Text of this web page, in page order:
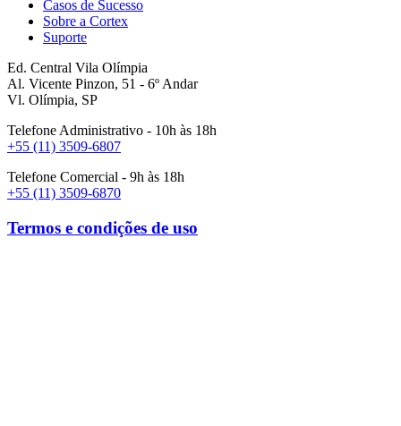
Casos de Sucesso
Sobre a Cortex
Suporte
Ed. Central Vila Olímpia
Al. Vicente Pinzon, 51 - 6º Andar
Vl. Olímpia, SP
Telefone Administrativo - 10h às 18h
+55 (11) 3509-6807
Telefone Comercial - 9h às 18h
+55 (11) 3509-6870
Termos e condições de uso